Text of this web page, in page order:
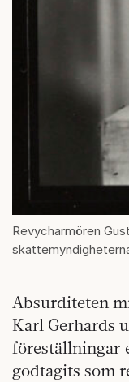
Revycharmören
Absurditeten
Karl Gerhards
föreställningar
godtagits som